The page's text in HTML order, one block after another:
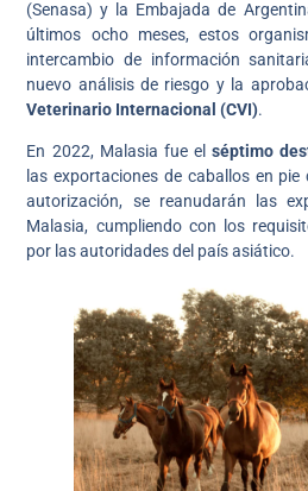
(Senasa) y la Embajada de
últimos ocho meses, estos
intercambio de información
nuevo análisis de riesgo y la
Veterinario Internacional (CVI).
En 2022, Malasia fue elséptimo
las exportaciones de caballos en
autorización, se reanudarán las
Malasia, cumpliendo con los
por las autoridades del país asiático.